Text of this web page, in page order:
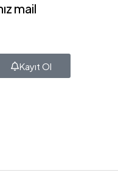
mail
Kayıt Ol